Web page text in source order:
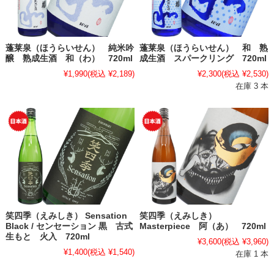
蓬莱泉（ほうらいせん） 純米吟
醸 熟成生酒 和（わ） 720ml
¥1,990(税込 ¥2,189)
蓬莱泉（ほうらいせん） 和 熟
成生酒 スパークリング 720ml
¥2,300(税込 ¥2,530)
在庫 3 本
笑四季（えみしき） Sensation
Black / センセーション 黒 古式
生もと 火入 720ml
¥1,400(税込 ¥1,540)
笑四季（えみしき）
Masterpiece 阿（あ） 720ml
¥3,600(税込 ¥3,960)
在庫 1 本